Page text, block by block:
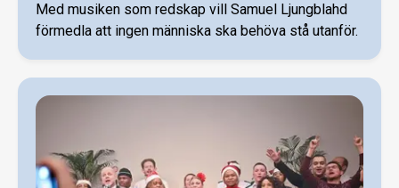
Med musiken som redskap vill Samuel Ljungblahd
förmedla att ingen människa ska behöva stå utanför.